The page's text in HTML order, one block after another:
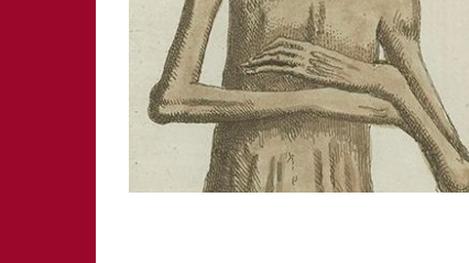
WEISSENBURG
ZIRNDORF